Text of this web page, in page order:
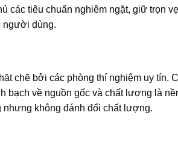
các tiêu chuẩn nghiêm ngặt, giữ trọn
người dùng.
chẽ bởi các phòng thí nghiệm uy tín.
về nguồn gốc và chất lượng là
nhưng không đánh đổi chất lượng.